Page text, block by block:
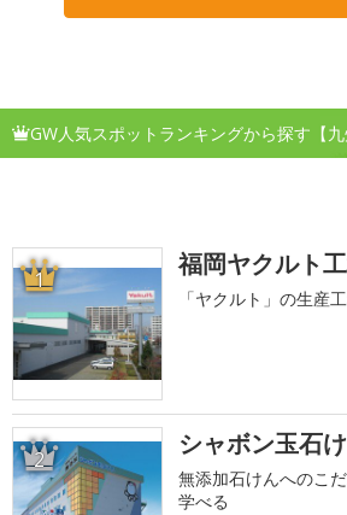
GW人気スポットランキングから探す【九
1 福岡ヤクルト
「ヤクルト」の生産
2 シャボン玉石
無添加石けんへのこ
学べる